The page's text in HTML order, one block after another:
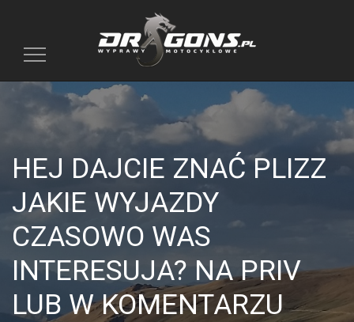
Toggle
HEJ DAJCIE ZNAĆ PLIZZ
JAKIE WYJAZDY
CZASOWO WAS
INTERESUJA? NA PRIV
LUB W KOMENTARZU